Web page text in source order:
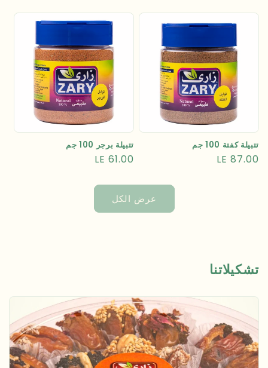
تتبيلة كفتة 100 جم
السعر
LE 87.00
تتبيلة برجر 100 جم
السعر
LE 61.00
عرض الكل
تشكيلاتنا